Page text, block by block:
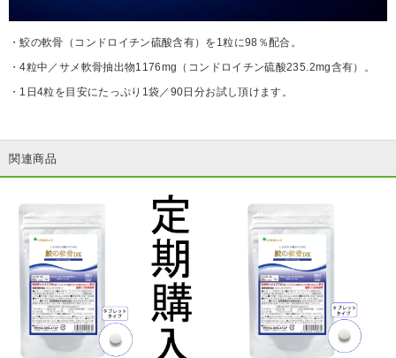
・鮫の軟骨（コンドロイチン硫酸含有）を1粒に98％配合。
・4粒中／サメ軟骨抽出物1176mg（コンドロイチン硫酸235.2mg含有）。
・1日4粒を目安にたっぷり1袋／90日分お試し頂けます。
関連商品